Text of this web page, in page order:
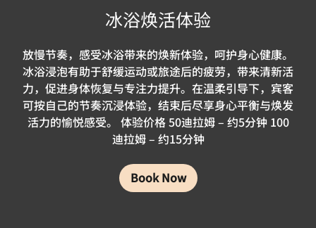
冰浴焕活体验
放慢节奏，感受冰浴带来的焕新体验，呵护身心健康。
冰浴浸泡有助于舒缓运动或旅途后的疲劳，带来清新活
力，促进身体恢复与专注力提升。在温柔引导下，宾客
可按自己的节奏沉浸体验，结束后尽享身心平衡与焕发
活力的愉悦感受。 体验价格 50迪拉姆 – 约5分钟 100
迪拉姆 – 约15分钟
Book Now